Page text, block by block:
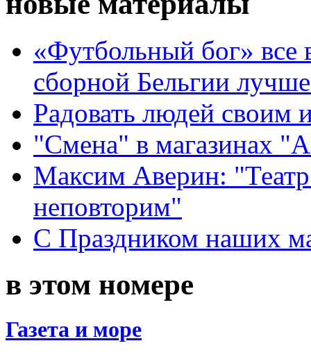
«Футбольный бог» все
сборной Бельгии
Радовать людей своим
"Смена" в магазинах
Максим Аверин:
неповторим"
С Праздником наших
в этом номере
Газета и море